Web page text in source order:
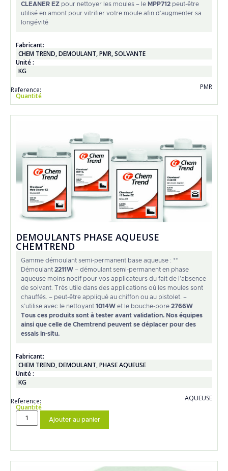
CLEANER EZ pour nettoyer les moules – le MPP712 peut-être
utilisé en amont pour vitrifier votre moule afin d’augmenter sa
longévité
Fabricant:
CHEM TREND,DEMOULANT,PMR,SOLVANTE
Unité :
KG
Reference:
PMR
Quantité
DEMOULANTS PHASE AQUEUSE
CHEMTREND
Gamme démoulant semi-permanent base aqueuse : **
Démoulant 2211W – démoulant semi-permanent en phase
aqueuse moins nocif pour vos applicateurs du fait de l’absence
de solvant. Très utile dans des applications où les moules sont
chauffés. – peut-être appliqué au chiffon ou au pistolet. –
s’utilise avec le nettoyant 1014W et le bouche-pore 2766W
Tous ces produits sont à tester avant validation. Nos équipes
ainsi que celle de Chemtrend peuvent se déplacer pour des
essais in-situ.
Fabricant:
CHEM TREND,DEMOULANT,PHASE AQUEUSE
Unité :
KG
Reference:
AQUEUSE
Quantité
Ajouter au panier